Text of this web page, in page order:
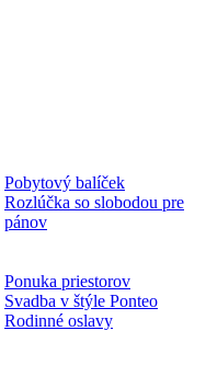
Pobytový balíček
Rozlúčka so slobodou pre
pánov
Ponuka priestorov
Svadba v štýle Ponteo
Rodinné oslavy